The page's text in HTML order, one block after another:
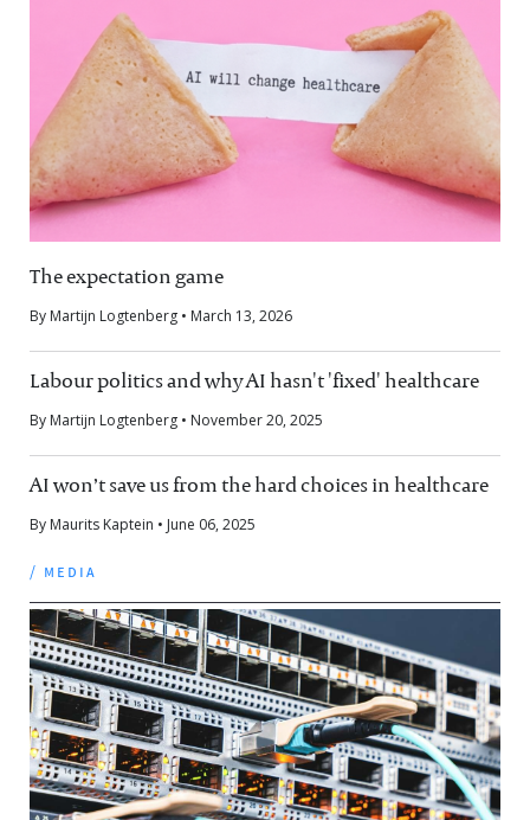
The expectation game
By Martijn Logtenberg • March 13, 2026
Labour politics and why AI hasn't 'fixed' healthcare
By Martijn Logtenberg • November 20, 2025
AI won’t save us from the hard choices in healthcare
By Maurits Kaptein • June 06, 2025
/ media